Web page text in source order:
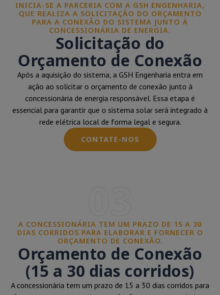
INICIA-SE A PARCERIA COM A GSH ENGENHARIA,
QUE REALIZA A SOLICITAÇÃO DO ORÇAMENTO
PARA A CONEXÃO DO SISTEMA JUNTO À
CONCESSIONÁRIA DE ENERGIA.
Solicitação do
Orçamento de Conexão
Após a aquisição do sistema, a GSH Engenharia entra em
ação ao solicitar o orçamento de conexão junto à
concessionária de energia responsável. Essa etapa é
essencial para garantir que o sistema solar será integrado à
rede elétrica local de forma legal e segura.
CONTATE-NOS
A CONCESSIONÁRIA TEM UM PRAZO DE 15 A 30
DIAS CORRIDOS PARA ELABORAR E FORNECER O
ORÇAMENTO DE CONEXÃO.
Orçamento de Conexão
(15 a 30 dias corridos)
A concessionária tem um prazo de 15 a 30 dias corridos para